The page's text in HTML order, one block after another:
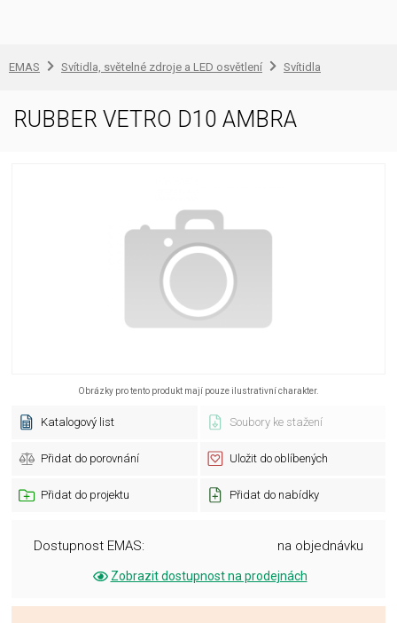
EMAS Svítidla, světelné zdroje a LED osvětlení Svítidla
RUBBER VETRO D10 AMBRA
Obrázky pro tento produkt mají pouze ilustrativní charakter.
Katalogový list Soubory ke stažení
Přidat do porovnání Uložit do oblíbených
Přidat do projektu Přidat do nabídky
Dostupnost EMAS: na objednávku
Zobrazit dostupnost na prodejnách